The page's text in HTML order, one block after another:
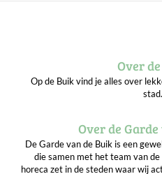
Over
Op de Buik vind je alles over
stad.
Over de
De Garde van de Buik is een
die samen met het team van
horeca zet in de steden waar wij